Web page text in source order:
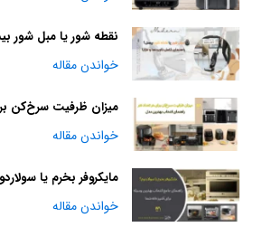
خواندن مقاله
خواندن مقاله
خواندن مقاله